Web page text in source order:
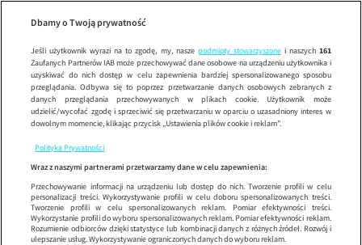
Wypróbuj aplikację mobilną
Korzystaj z łatwiejszej nawigacji i ciesz się szybszym
Dbamy o Twoją prywatność
Jeśli użytkownik wyrazi na to zgodę, my, nasze podmioty stowarzyszonei naszych 161
Zaufanych Partnerów IAB może przechowywać dane osobowe na urządzeniu użytkownika i
uzyskiwać do nich dostęp w celu zapewnienia bardziej spersonalizowanego sposobu
przeglądania. Odbywa się to poprzez przetwarzanie danych osobowych zebranych z
danych przeglądania przechowywanych w plikach cookie. Użytkownik może
udzielić/wycofać zgodę i sprzeciwić się przetwarzaniu w oparciu o uzasadniony interes w
dowolnym momencie, klikając przycisk „Ustawienia plików cookie i reklam”.
Polityka Prywatności
Wraz z naszymi partnerami przetwarzamy dane w celu zapewnienia:
Przechowywanie informacji na urządzeniu lub dostęp do nich. Tworzenie profili w celu
personalizacji treści. Wykorzystywanie profili w celu doboru spersonalizowanych treści.
Tworzenie profili w celu spersonalizowanych reklam. Pomiar efektywności treści.
Wykorzystanie profili do wyboru spersonalizowanych reklam. Pomiar efektywności reklam.
Rozumienie odbiorców dzięki statystyce lub kombinacji danych z różnych źródeł. Rozwój i
ulepszanie usług. Wykorzystywanie ograniczonych danych do wyboru reklam.